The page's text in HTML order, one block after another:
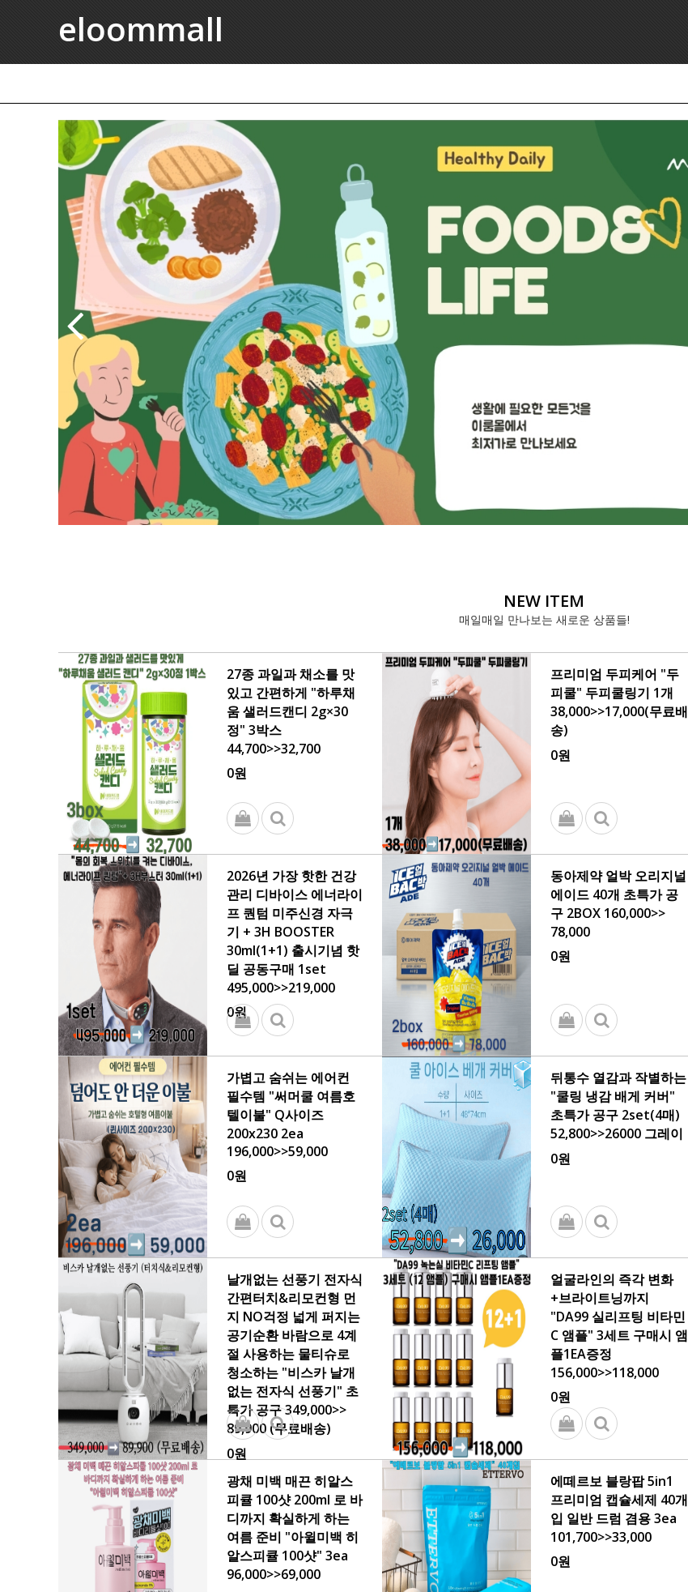
eloommall
NEW ITEM
매일매일 만나보는 새로운 상품들!
27종 과일과 채소를 맛
있고 간편하게 "하루채
움 샐러드캔디 2g×30
정" 3박스
44,700>>32,700
0원
프리미엄 두피케어 "두
피쿨" 두피쿨링기 1개
38,000>>17,000(무료배
송)
0원
2026년 가장 핫한 건강
관리 디바이스 에너라이
프 퀀텀 미주신경 자극
기 + 3H BOOSTER
30ml(1+1) 출시기념 핫
딜 공동구매 1set
495,000>>219,000
0원
동아제약 얼박 오리지널
에이드 40개 초특가 공
구 2BOX 160,000>>
78,000
0원
가볍고 숨쉬는 에어컨
필수템 "써머쿨 여름호
텔이불" Q사이즈
200x230 2ea
196,000>>59,000
0원
뒤통수 열감과 작별하는
"쿨링 냉감 배게 커버"
초특가 공구 2set(4매)
52,800>>26000 그레이
0원
날개없는 선풍기 전자식
간편터치&리모컨형 먼
지 NO걱정 넓게 퍼지는
공기순환 바람으로 4계
절 사용하는 물티슈로
청소하는 "비스카 날개
없는 전자식 선풍기" 초
특가 공구 349,000>>
89,900 (무료배송)
0원
얼굴라인의 즉각 변화
+브라이트닝까지
"DA99 실리프팅 비타민
C 앰플" 3세트 구매시 앰
플1EA증정
156,000>>118,000
0원
광채 미백 매끈 히알스
피큘 100샷 200ml 로 바
디까지 확실하게 하는
여름 준비 "아윌미백 히
알스피큘 100샷" 3ea
96,000>>69,000
에떼르보 블랑팝 5in1
프리미엄 캡슐세제 40개
입 일반 드럼 겸용 3ea
101,700>>33,000
0원